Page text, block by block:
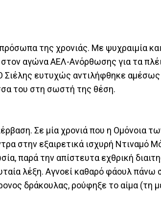
της χρονιάς. Με ψυχραιμία
αγώνα ΑΕΛ-Ανόρθωσης για τα
ευτυχώς αντιλήφθηκε αμέσως
του στη σωστή της θέση.
Σε μία χρονιά που η Ομόνοια
στην εξαιρετικά ισχυρή Ντιναμό
παρά την απίστευτα εχθρική
λέξη. Αγνοεί καθαρό φάουλ πάνω
δράκουλας, ρούφηξε το αίμα (τη